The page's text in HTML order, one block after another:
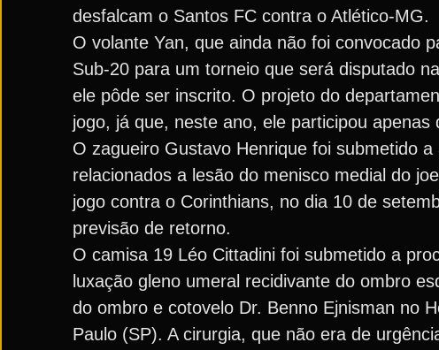
desfalcam o Santos FC contra o Atlético-MG.
O volante Yan, que ainda não foi convocado
Sub-20 para um torneio que será disputado
ele pôde ser inscrito. O projeto do
jogo, já que, neste ano, ele participou
O zagueiro Gustavo Henrique foi submetido
relacionados a lesão do menisco medial do
jogo contra o Corinthians, no dia 10 de
previsão de retorno.
O camisa 19 Léo Cittadini foi submetido a
luxação gleno umeral recidivante do ombro
do ombro e cotovelo Dr. Benno Ejnisman no
Paulo (SP). A cirurgia, que não era de